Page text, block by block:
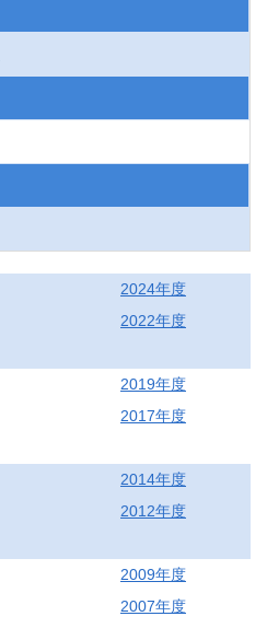
2024年度
2022年度
2019年度
2017年度
2014年度
2012年度
2009年度
2007年度